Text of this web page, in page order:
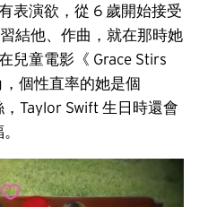
表演欲，從 6 歲開始接受
結他、作曲，就在那時她
兒童電影《 Grace Stirs
個性直率的她是個
Taylor Swift 生日時還會